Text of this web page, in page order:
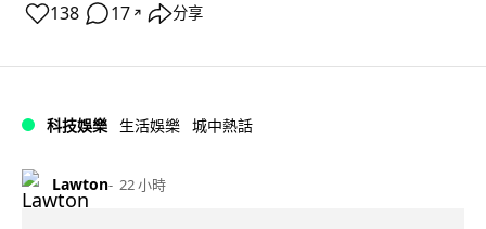
138 17 ↗ 分享
科技娛樂 生活娛樂 城中熱話
Lawton 22 小時